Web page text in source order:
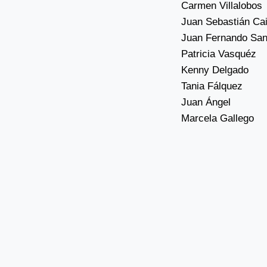
Carmen Villalobos
Juan Sebastián
Juan Fernando
Patricia Vasquéz
Kenny Delgado
Tania Fálquez
Juan Ángel
Marcela Gallego